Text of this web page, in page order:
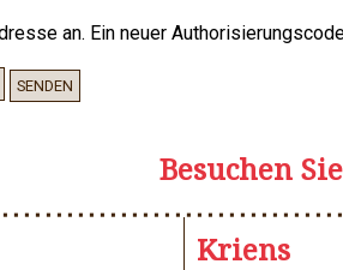
an. Ein neuer
Besuchen
Kriens